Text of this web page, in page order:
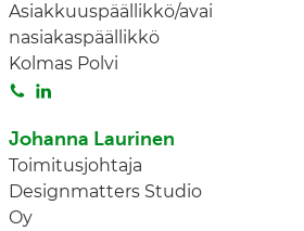
Asiakkuuspäällikkö/avai
nasiakaspäällikkö
Kolmas Polvi
S
i
t
a
n
k
e
Johanna Laurinen
Toimitusjohtaja
Designmatters Studio
Oy